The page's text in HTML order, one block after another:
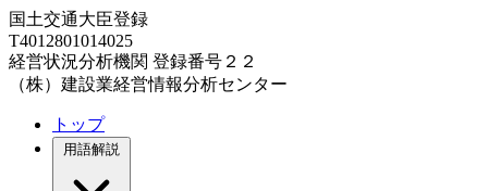
国土交通大臣登録
T4012801014025
経営状況分析機関 登録番号２２
（株）建設業経営情報分析センター
トップ
用語解説